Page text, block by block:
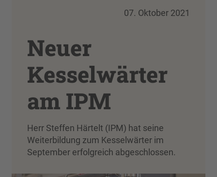
07. Oktober 2021
Neuer
Kesselwärter
am IPM
Herr Steffen Härtelt (IPM) hat seine
Weiterbildung zum Kesselwärter im
September erfolgreich abgeschlossen.